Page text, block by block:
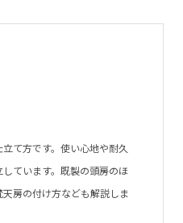
て方です。使い心地や耐久
ています。既製の頭房のほ
房の付け方なども解説しま